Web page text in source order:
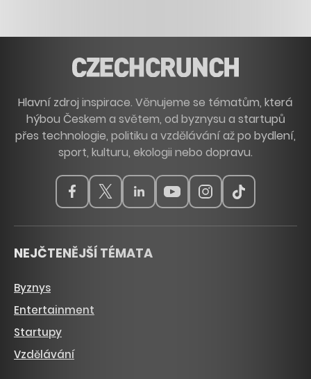
Hlavní zdroj inspirace. Věnujeme se tématům, která
hýbou Českem a světem, od byznysu a startupů
přes technologie, politiku a vzdělávání až po bydlení,
sport, kulturu, ekologii nebo dopravu.
NEJČTENĚJŠÍ TÉMATA
Byznys
Entertainment
Startupy
Vzdělávání